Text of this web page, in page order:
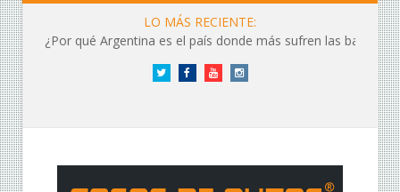
LO MÁS RECIENTE:
¿Por qué Argentina es el país donde más sufren las baterías?
Twitter FacebookYouTubeInstagram